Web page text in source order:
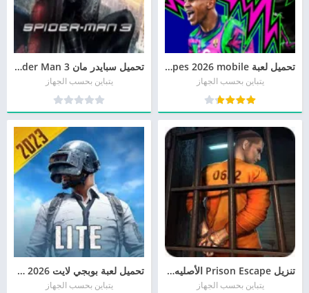
تحميل لعبة efootball pes 2026 mobile للاندرويد
يتباين بحسب الجهاز
تحميل سبايدر مان 3 Spider Man للأندرويد و للأيفون برابط مباشر
يتباين بحسب الجهاز
تنزيل Prison Escape الأصليه 2026 مجانا
يتباين بحسب الجهاز
تحميل لعبة بوبجي لايت 2026 PUBG MOBILE LITE مجانا برابط مباشر
يتباين بحسب الجهاز